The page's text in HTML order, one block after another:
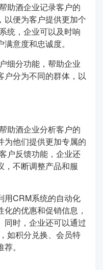
助酒企业记录客户的
以便为客户提供更加个
统，企业可以及时响
意度和忠诚度。
细分功能，帮助企业
户分为不同的群体，以
助酒企业分析客户的
为他们提供更加专属的
户反馈功能，企业还
，不断调整产品和服
用CRM系统的自动化
的优惠和促销信息，
同时，企业还可以通过
如积分兑换、会员特
。